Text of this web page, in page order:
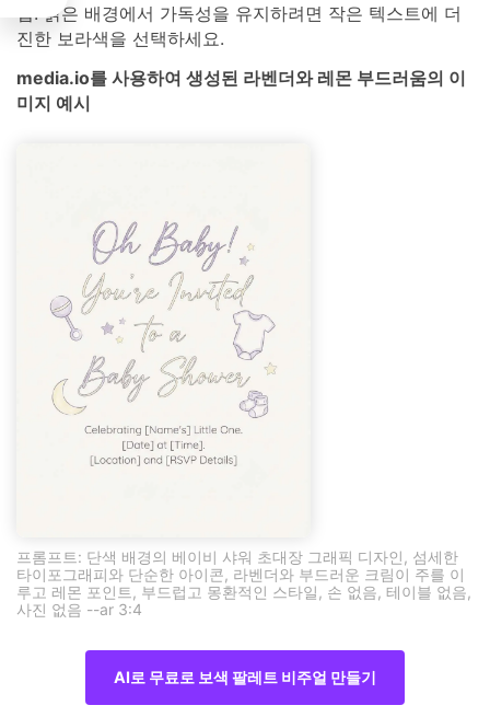
팁: 밝은 배경에서 가독성을 유지하려면 작은 텍스트에 더
진한 보라색을 선택하세요.
media.io를 사용하여 생성된 라벤더와 레몬 부드러움의 이
미지 예시
프롬프트: 단색 배경의 베이비 샤워 초대장 그래픽 디자인, 섬세한
타이포그래피와 단순한 아이콘, 라벤더와 부드러운 크림이 주를 이
루고 레몬 포인트, 부드럽고 몽환적인 스타일, 손 없음, 테이블 없음,
사진 없음 --ar 3:4
AI로 무료로 보색 팔레트 비주얼 만들기